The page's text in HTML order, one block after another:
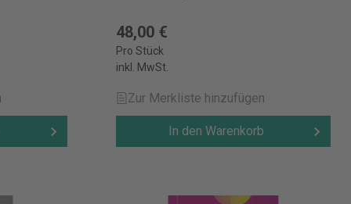
Bd. 4
und
48,00 €
Pro Stück
inkl. MwSt.
Zur Merkliste hinzufügen
In den Warenkorb